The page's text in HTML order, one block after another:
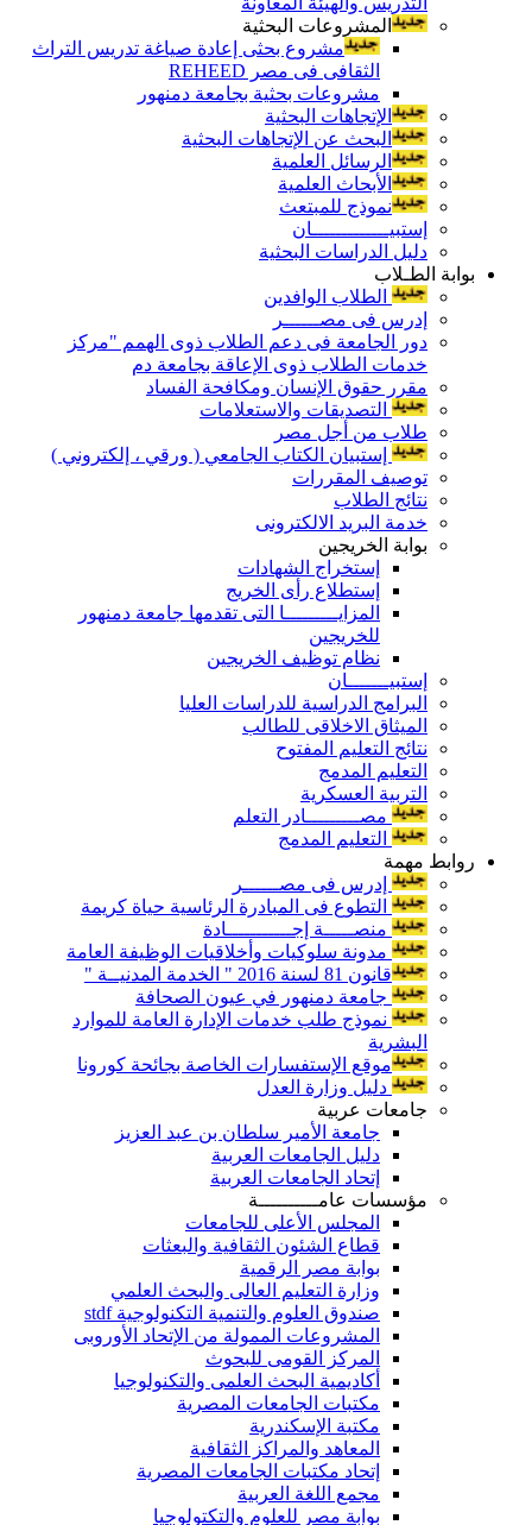
المشروعات البحثية
مشروع بحثى إعادة صياغة تدريس التراث
الثقافى فى مصر REHEED
مشروعات بحثية بجامعة دمنهور
الإتجاهات البحثية
البحث عن الإتجاهات البحثية
الرسائل العلمية
الأبحاث العلمية
نموذج للمبتعث
إستبيـــــــــــــان
دليل الدراسات البحثية
بوابة الطـلاب
الطلاب الوافدين
إدرس فى مصــــــر
دور الجامعة فى دعم الطلاب ذوى الهمم "مركز
خدمات الطلاب ذوى الإعاقة بجامعة دم
مقرر حقوق الإنسان ومكافحة الفساد
التصديقات والاستعلامات
طلاب من أجل مصر
إستبيان الكتاب الجامعي ( ورقي ، إلكتروني )
توصيف المقررات
نتائج الطلاب
خدمة البريد الالكترونى
بوابة الخريجين
إستخراج الشهادات
إستطلاع رأى الخريج
المزايـــــــــا التى تقدمها جامعة دمنهور
للخريجين
نظام توظيف الخريجين
إستبيـــــــان
البرامج الدراسية للدراسات العليا
الميثاق الاخلاقى للطالب
نتائج التعليم المفتوح
التعليم المدمج
التربية العسكرية
مصـــــــــادر التعلم
التعليم المدمج
روابط مهمة
إدرس فى مصــــــر
التطوع فى المبادرة الرئاسية حياة كريمة
منصـــــة إجـــــــــــادة
مدونة سلوكيات وأخلاقيات الوظيفة العامة
قانون 81 لسنة 2016 " الخدمة المدنيــة "
جامعة دمنهور في عيون الصحافة
نموذج طلب خدمات الإدارة العامة للموارد
البشرية
موقع الإستفسارات الخاصة بجائحة كورونا
دليل وزارة العدل
جامعات عربية
جامعة الأمير سلطان بن عبد العزيز
دليل الجامعات العربية
إتحاد الجامعات العربية
مؤسسات عامــــــــــة
المجلس الأعلى للجامعات
قطاع الشئون الثقافية والبعثات
بوابة مصر الرقمية
وزارة التعليم العالى والبحث العلمي
صندوق العلوم والتنمية التكنولوجية stdf
المشروعات الممولة من الإتحاد الأوروبى
المركز القومى للبحوث
أكاديمية البحث العلمى والتكنولوجيا
مكتبات الجامعات المصرية
مكتبة الإسكندرية
المعاهد والمراكز الثقافية
إتحاد مكتبات الجامعات المصرية
مجمع اللغة العربية
بوابة مصر للعلوم والتكتولوجيا